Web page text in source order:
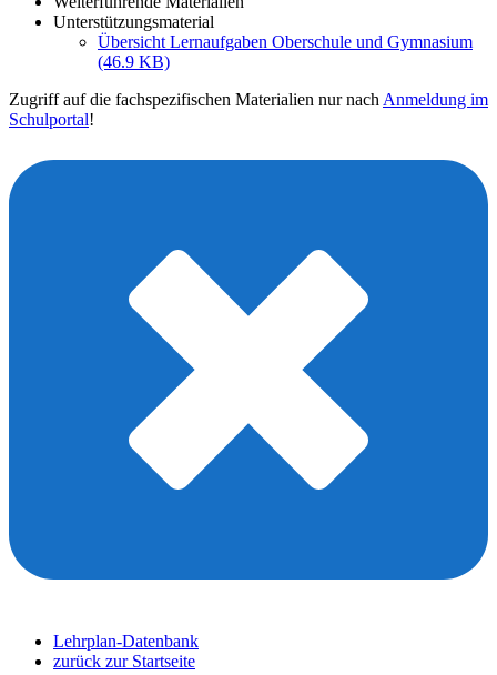
Unterstützungsmaterial
Übersicht Lernaufgaben Oberschule und Gymnasium
(46.9 KB)
Zugriff auf die fachspezifischen Materialien nur nach Anmeldung im
Schulportal!
Lehrplan-Datenbank
zurück zur Startseite